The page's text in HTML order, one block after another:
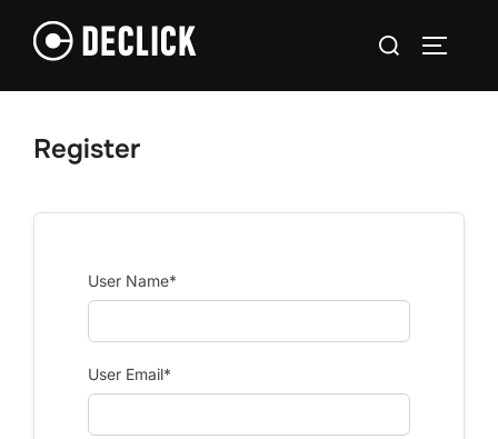
naar
Zoek
Register
User Name*
User Email*